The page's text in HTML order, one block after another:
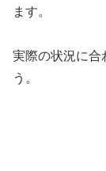
ます。
実際の状況に合
う。